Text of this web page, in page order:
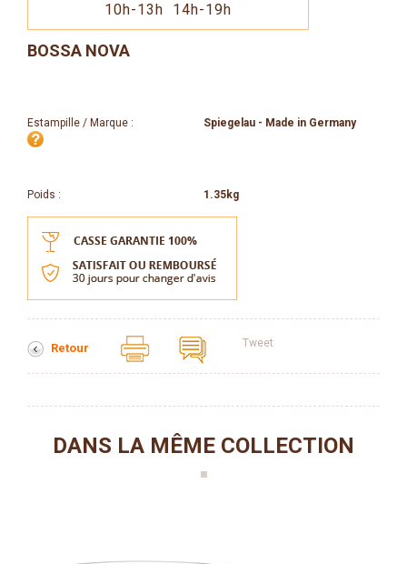
10h-13h 14h-19h
BOSSA NOVA
Estampille / Marque : Spiegelau - Made in Germany
Poids : 1.35kg
Retour Tweet
DANS LA MÊME COLLECTION